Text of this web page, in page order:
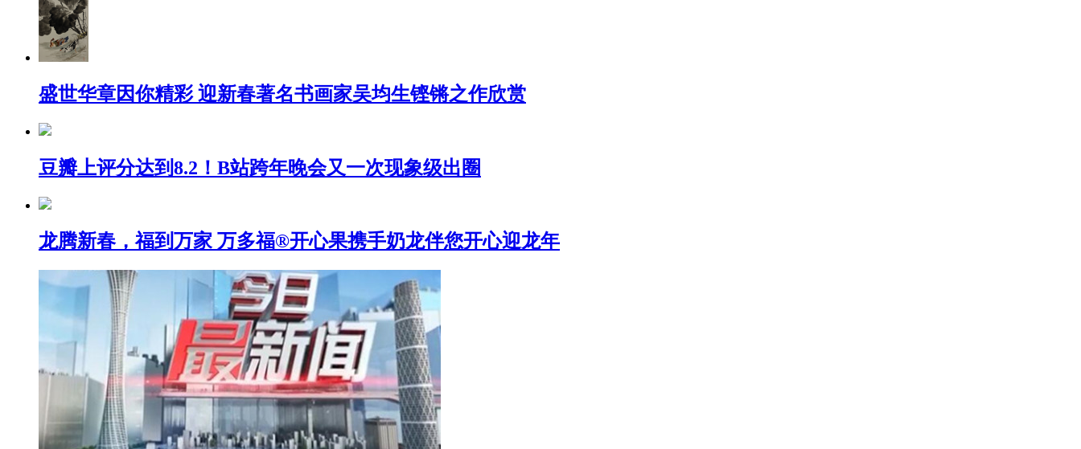
盛世华章因你精彩 迎新春著名书画家吴均生铿锵之作欣赏
豆瓣上评分达到8.2！B站跨年晚会又一次现象级出圈
龙腾新春，福到万家 万多福®开心果携手奶龙伴您开心迎龙年